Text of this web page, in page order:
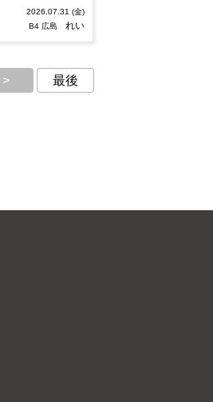
2026.07.31 (金)
B4 広島
れい
> 最後